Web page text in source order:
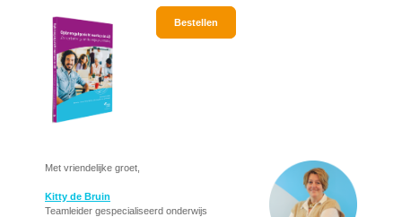
Bestellen
Met vriendelijke groet,
Kitty de Bruin
Teamleider gespecialiseerd onderwijs